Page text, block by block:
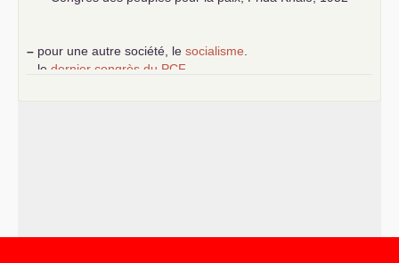
– pour une autre société, le socialisme.
le dernier congrès du PCF